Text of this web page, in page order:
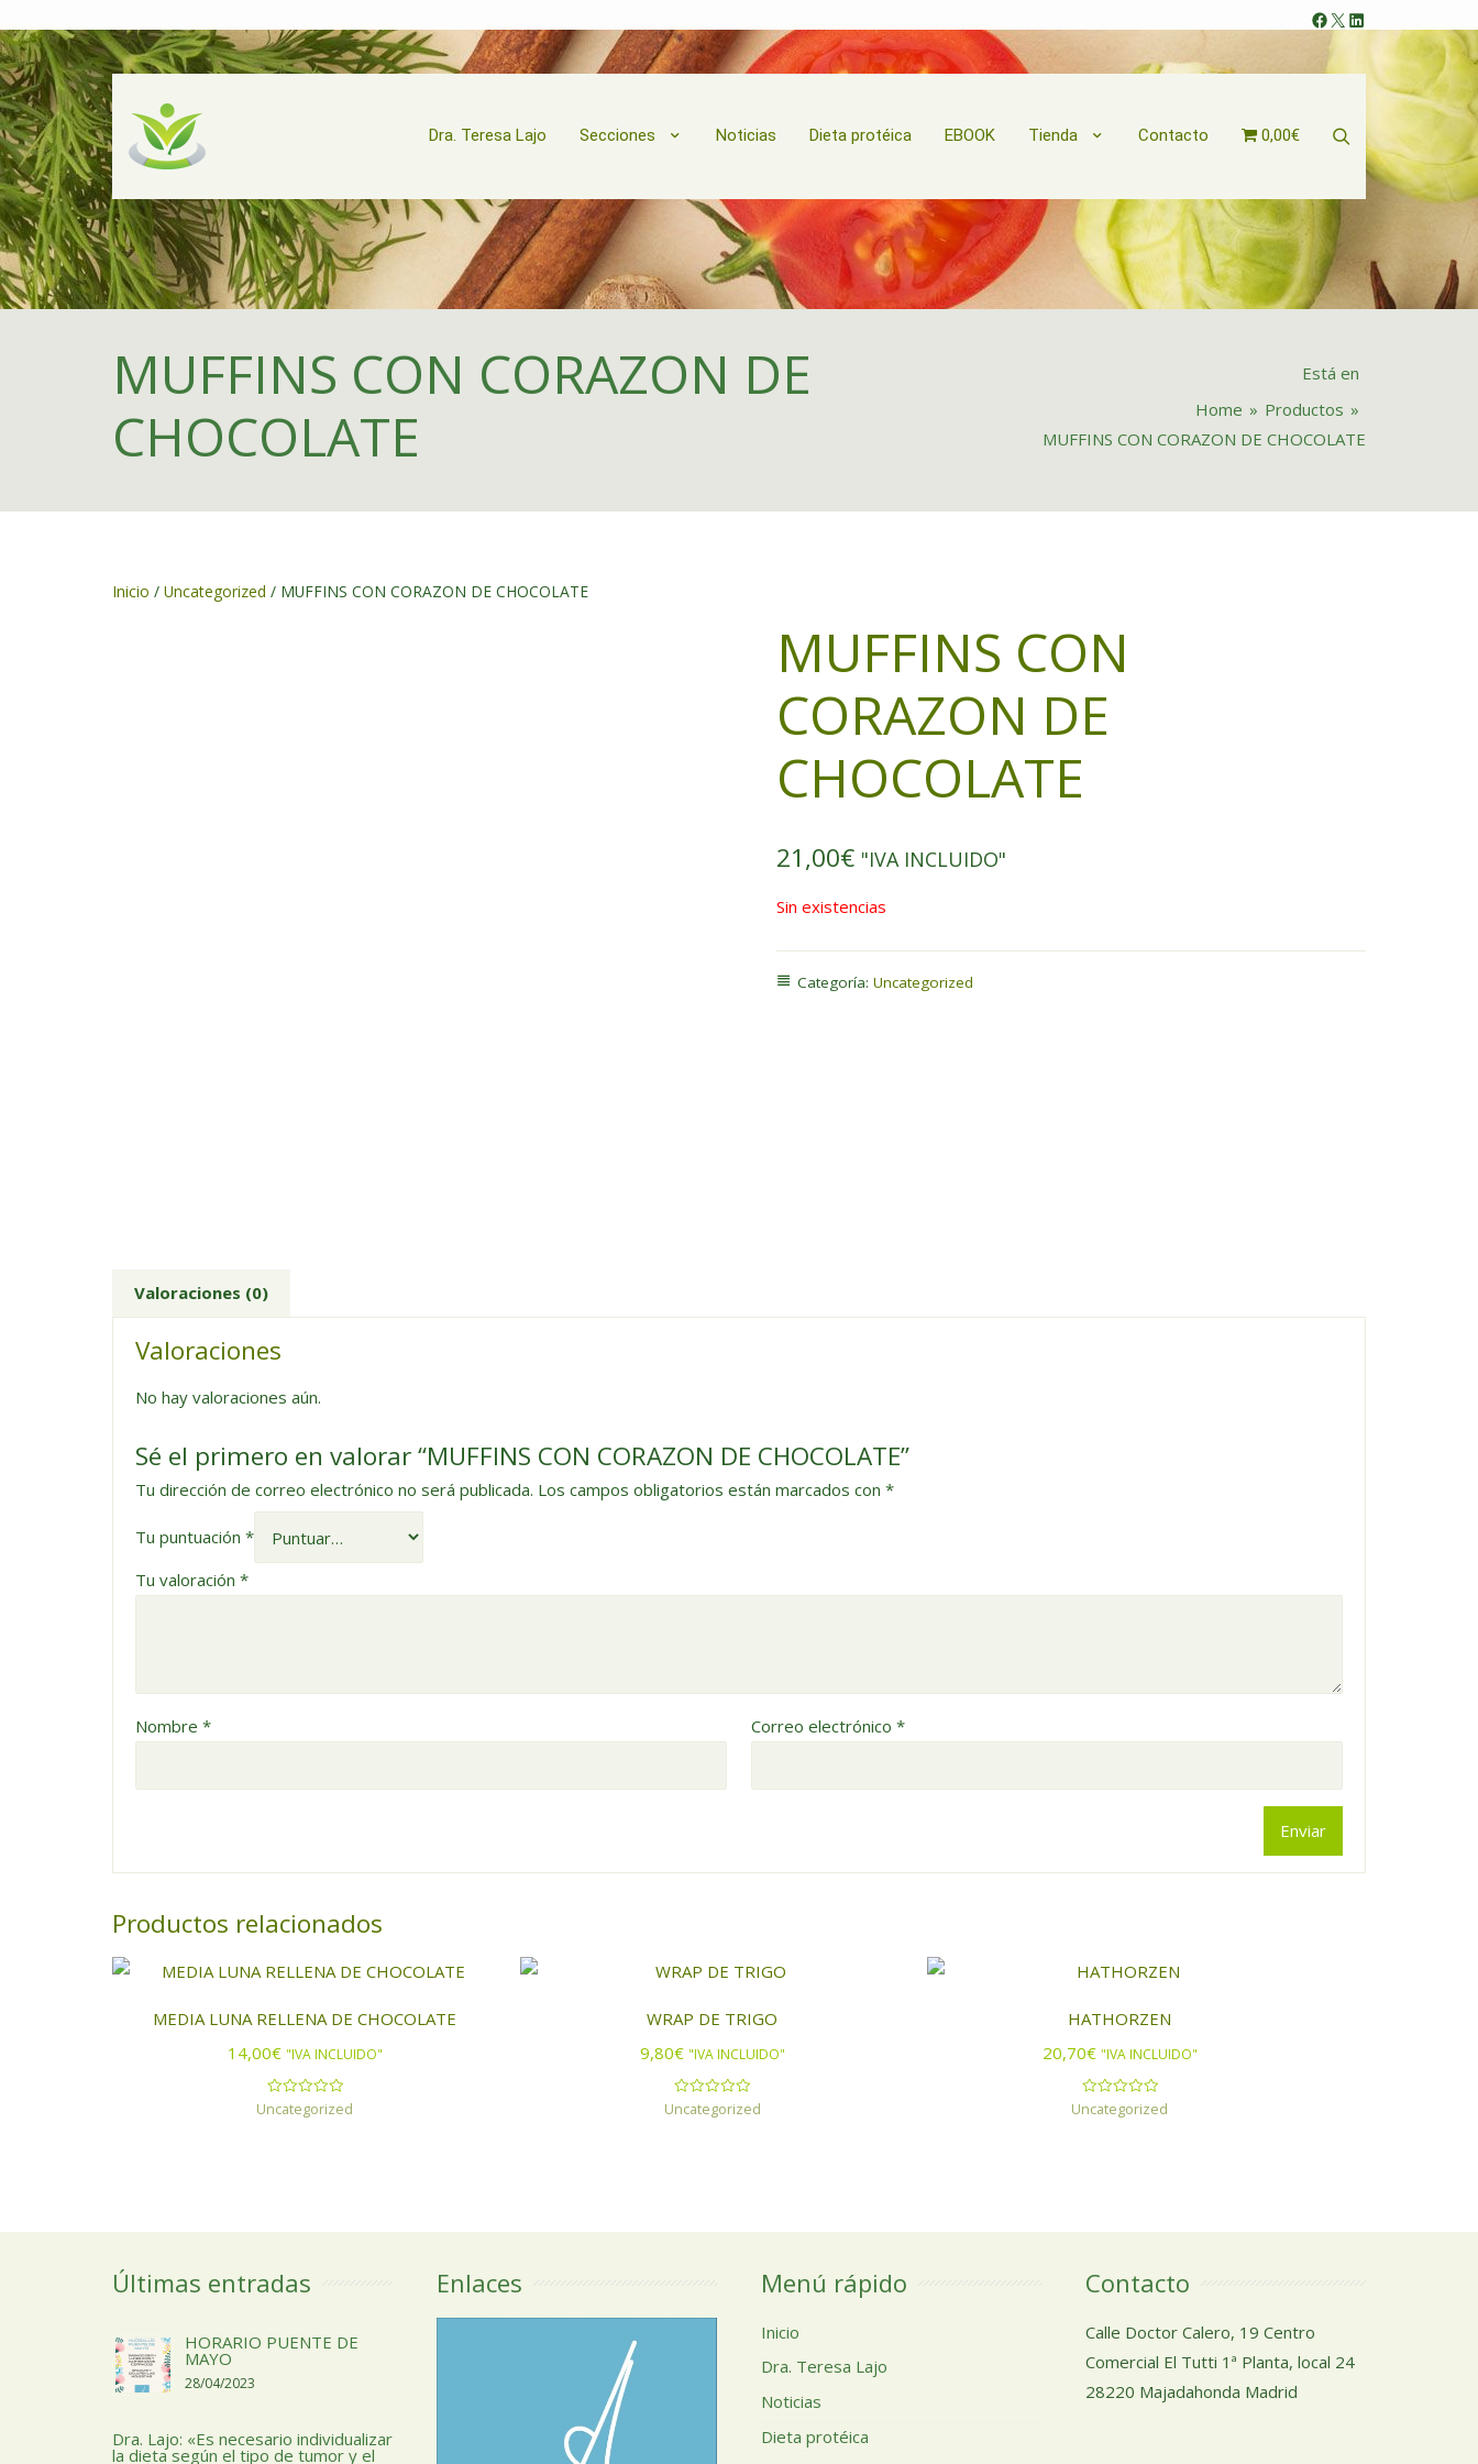
Facebook
XLinkedIn
Dra. Teresa Lajo Secciones Noticias Dieta protéica EBOOK Tienda Contacto 0,00€
MUFFINS CON CORAZON DE
CHOCOLATE
Está en
Home » Productos »
MUFFINS CON CORAZON DE CHOCOLATE
Inicio / Uncategorized / MUFFINS CON CORAZON DE CHOCOLATE
MUFFINS CON
CORAZON DE
CHOCOLATE
21,00€ "IVA INCLUIDO"
Sin existencias
Categoría:Uncategorized
Valoraciones (0)
Valoraciones
No hay valoraciones aún.
Sé el primero en valorar “MUFFINS CON CORAZON DE CHOCOLATE”
Tu dirección de correo electrónico no será publicada. Los campos obligatorios están marcados con *
Tu puntuación *
Tu valoración *
Nombre * Correo electrónico *
Productos relacionados
MEDIA LUNA RELLENA DE CHOCOLATE
14,00€ "IVA INCLUIDO"
Valorado
con
Uncategorized
WRAP DE TRIGO
9,80€ "IVA INCLUIDO"
Valorado
con
Uncategorized
HATHORZEN
20,70€ "IVA INCLUIDO"
Valorado
con
Uncategorized
Últimas entradas
HORARIO PUENTE DE
MAYO
28/04/2023
Dra. Lajo: «Es necesario individualizar
la dieta según el tipo de tumor y el
Enlaces Menú rápido
Inicio
Dra. Teresa Lajo
Noticias
Dieta protéica
Contacto
Calle Doctor Calero, 19 Centro
Comercial El Tutti 1ª Planta, local 24
28220 Majadahonda Madrid